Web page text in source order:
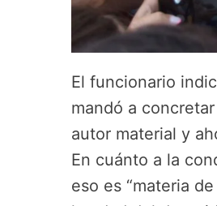
El funcionario
mandó a
autor material y
En cuánto a la
eso es “materia